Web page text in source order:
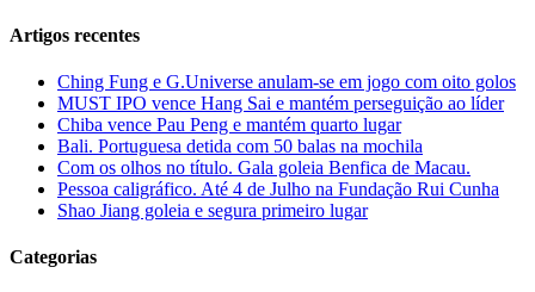
Artigos recentes
Ching Fung e G.Universe anulam-se em jogo com oito golos
MUST IPO vence Hang Sai e mantém perseguição ao líder
Chiba vence Pau Peng e mantém quarto lugar
Bali. Portuguesa detida com 50 balas na mochila
Com os olhos no título. Gala goleia Benfica de Macau.
Pessoa caligráfico. Até 4 de Julho na Fundação Rui Cunha
Shao Jiang goleia e segura primeiro lugar
Categorias